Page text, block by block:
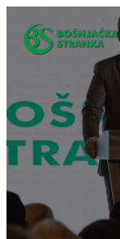
sadržaj